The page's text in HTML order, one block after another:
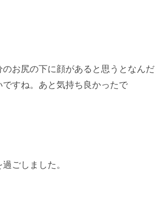
お尻の下に顔があると思うとなんだ
すね。あと気持ち良かったで
ごしました。